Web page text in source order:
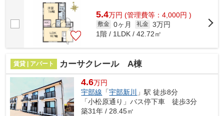
ン★対面キッチン★給湯器（追炊き機能付）★...
5.4万円 (管理費等：4,000円 )
敷金 0ヶ月 礼金 3万円
1階 / 1LDK / 42.72㎡
賃貸 | アパート カーサクレール A棟
4.6万円
宇部線 「宇部新川
」駅 徒歩8分
「小松原通り」バス停下車 徒歩3分
築31年 / 28.45㎡